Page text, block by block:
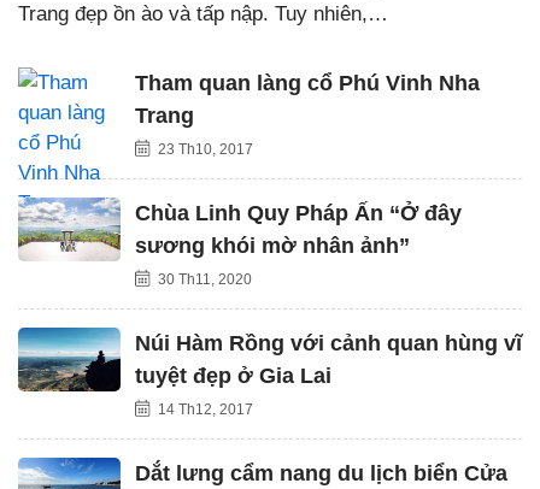
Trang đẹp ồn ào và tấp nập. Tuy nhiên,…
Tham quan làng cổ Phú Vinh Nha
Trang
23 Th10, 2017
Chùa Linh Quy Pháp Ấn “Ở đây
sương khói mờ nhân ảnh”
30 Th11, 2020
Núi Hàm Rồng với cảnh quan hùng vĩ
tuyệt đẹp ở Gia Lai
14 Th12, 2017
Dắt lưng cẩm nang du lịch biển Cửa